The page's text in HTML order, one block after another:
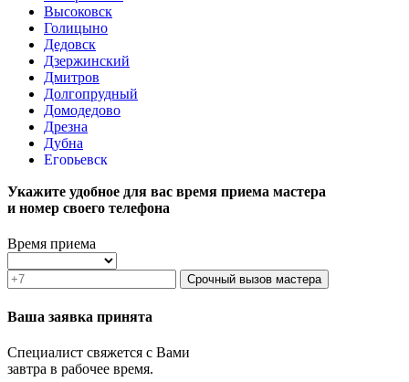
Высоковск
Голицыно
Дедовск
Дзержинский
Дмитров
Долгопрудный
Домодедово
Дрезна
Дубна
Егорьевск
Жуковский
Зарайск
Зеленоград
Ивантеевка
Истра
Кашира
Клин
Королёв
Котельники
Укажите удобное для вас время приема мастера
и номер своего телефона
Время приема
Срочный вызов мастера
Ваша заявка принята
Специалист свяжется с Вами
завтра в рабочее время.